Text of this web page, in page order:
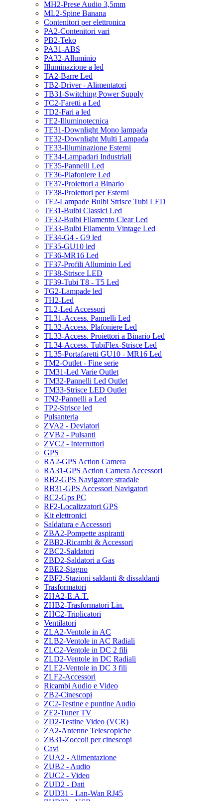
MH2-Prese Audio 3,5mm
ML2-Spine Banana
Contenitori per elettronica
PA2-Contenitori vari
PB2-Teko
PA31-ABS
PA32-Alluminio
Illuminazione a led
TA2-Barre Led
TB2-Driver - Alimentatori
TB31-Switching Power Supply
TC2-Faretti a Led
TD2-Fari a led
TE2-Illuminotecnica
TE31-Downlight Mono lampada
TE32-Downlight Multi Lampada
TE33-Illuminazione Esterni
TE34-Lampadari Industriali
TE35-Pannelli Led
TE36-Plafoniere Led
TE37-Proiettori a Binario
TE38-Proiettori per Esterni
TF2-Lampade Bulbi Strisce Tubi LED
TF31-Bulbi Classici Led
TF32-Bulbi Filamento Clear Led
TF33-Bulbi Filamento Vintage Led
TF34-G4 - G9 led
TF35-GU10 led
TF36-MR16 Led
TF37-Profili Alluminio Led
TF38-Strisce LED
TF39-Tubi T8 - T5 Led
TG2-Lampade led
TH2-Led
TL2-Led Accessori
TL31-Access. Pannelli Led
TL32-Access. Plafoniere Led
TL33-Access. Proiettori a Binario Led
TL34-Access. TubiFlex-Strisce Led
TL35-Portafaretti GU10 - MR16 Led
TM2-Outlet - Fine serie
TM31-Led Varie Outlet
TM32-Pannelli Led Outlet
TM33-Strisce LED Outlet
TN2-Pannelli a Led
TP2-Strisce led
Pulsanteria
ZVA2 - Deviatori
ZVB2 - Pulsanti
ZVC2 - Interruttori
GPS
RA2-GPS Action Camera
RA31-GPS Action Camera Accessori
RB2-GPS Navigatore stradale
RB31-GPS Accessori Navigatori
RC2-Gps PC
RF2-Localizzatori GPS
Kit elettronici
Saldatura e Accessori
ZBA2-Pompette aspiranti
ZBB2-Ricambi & Accessori
ZBC2-Saldatori
ZBD2-Saldatori a Gas
ZBE2-Stagno
ZBF2-Stazioni saldanti & dissaldanti
Trasformatori
ZHA2-E.A.T.
ZHB2-Trasformatori Lin.
ZHC2-Triplicatori
Ventilatori
ZLA2-Ventole in AC
ZLB2-Ventole in AC Radiali
ZLC2-Ventole in DC 2 fili
ZLD2-Ventole in DC Radiali
ZLE2-Ventole in DC 3 fili
ZLF2-Accessori
Ricambi Audio e Video
ZB2-Cinescopi
ZC2-Testine e puntine Audio
ZE2-Tuner TV
ZD2-Testine Video (VCR)
ZA2-Antenne Telescopiche
ZB31-Zoccoli per cinescopi
Cavi
ZUA2 - Alimentazione
ZUB2 - Audio
ZUC2 - Video
ZUD2 - Dati
ZUD31 - Lan-Wan RJ45